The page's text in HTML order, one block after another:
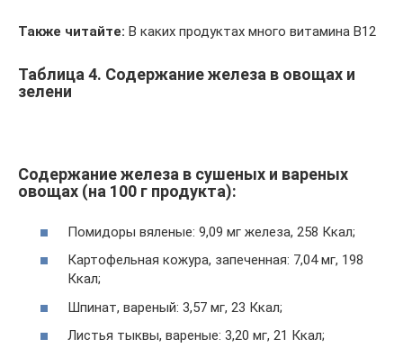
Также читайте: В каких продуктах много витамина В12
Таблица 4. Содержание железа в овощах и
зелени
Содержание железа в сушеных и вареных
овощах (на 100 г продукта):
Помидоры вяленые: 9,09 мг железа, 258 Ккал;
Картофельная кожура, запеченная: 7,04 мг, 198
Ккал;
Шпинат, вареный: 3,57 мг, 23 Ккал;
Листья тыквы, вареные: 3,20 мг, 21 Ккал;